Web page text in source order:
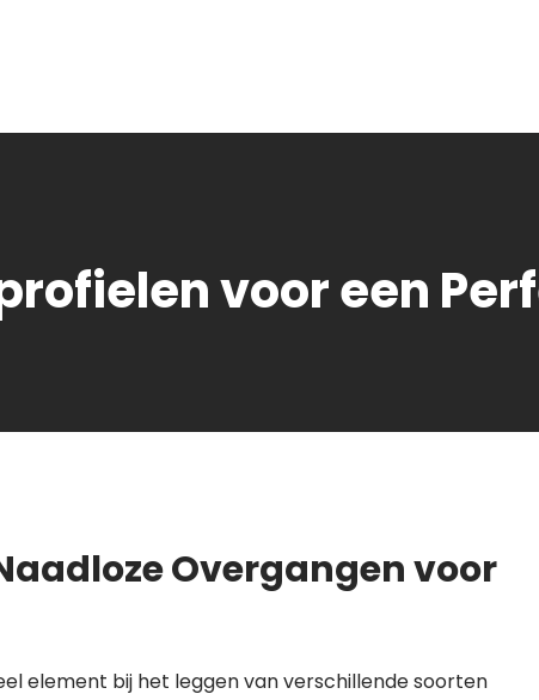
voor een
Overgangen voor
element bij het leggen van verschillende soorten